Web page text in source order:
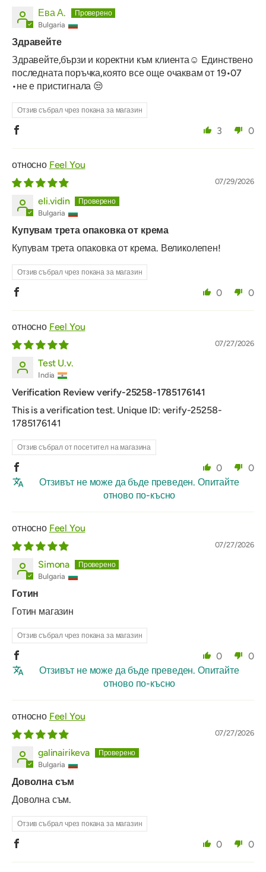
Ева А.
Bulgaria
Здравейте
Здравейте,бързи и коректни към клиента☺️ Единствено
последната поръчка,която все още очаквам от 19•07
•не е пристигнала 😒
Отзив събрал чрез покана за магазин
3 0
Feel You
07/29/2026
eli.vidin
Bulgaria
Купувам трета опаковка от крема
Купувам трета опаковка от крема. Великолепен!
Отзив събрал чрез покана за магазин
0 0
Feel You
07/27/2026
Test U.v.
India
Verification Review verify-25258-1785176141
This is a verification test. Unique ID: verify-25258-
1785176141
Отзив събрал от посетител на магазина
0
0
Отзивът не може да бъде преведен. Опитайте
отново по-късно
Feel You
07/27/2026
Simona
Bulgaria
Готин
Готин магазин
Отзив събрал чрез покана за магазин
0
0
Отзивът не може да бъде преведен. Опитайте
отново по-късно
Feel You
07/27/2026
galinairikeva
Bulgaria
Доволна съм
Доволна съм.
Отзив събрал чрез покана за магазин
0 0